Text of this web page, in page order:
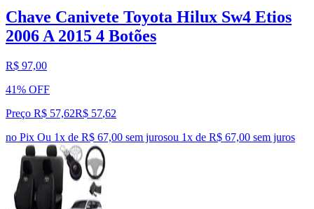
Chave Canivete Toyota Hilux Sw4 Etios
2006 A 2015 4 Botões
R$ 97,00
41% OFF
Preço R$ 57,62R$ 57,62
no Pix Ou 1x de R$ 67,00 sem jurosou 1x de R$ 67,00 sem juros